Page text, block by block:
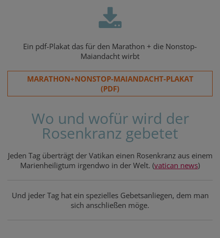
Ein pdf-Plakat das für den Marathon + die Nonstop-
Maiandacht wirbt
MARATHON+NONSTOP-MAIANDACHT-PLAKAT
(PDF)
Wo und wofür wird der
Rosenkranz gebetet
Jeden Tag überträgt der Vatikan einen Rosenkranz aus einem
Marienheiligtum irgendwo in der Welt. (vatican news)
Und jeder Tag hat ein spezielles Gebetsanliegen, dem man
sich anschließen möge.